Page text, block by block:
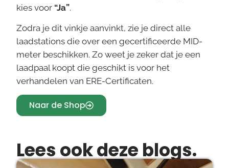
kies voor “Ja”.
Zodra je dit vinkje aanvinkt, zie je direct alle
laadstations die over een gecertificeerde MID-
meter beschikken. Zo weet je zeker dat je een
laadpaal koopt die geschikt is voor het
verhandelen van ERE-Certificaten.
Naar de Shop
Lees ook deze blogs.